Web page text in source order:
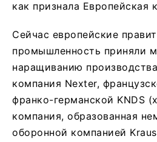
как признала Европейская
Сейчас европейские
промышленность приняли
наращиванию
компания Nexter,
франко-германской KNDS
компания, образованная
оборонной компанией